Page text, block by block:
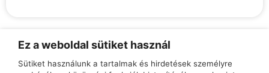
Teljeskörű tájékoztatás az üzletekben!
Ez a weboldal sütiket használ
Sütiket használunk a tartalmak és hirdetések személyre